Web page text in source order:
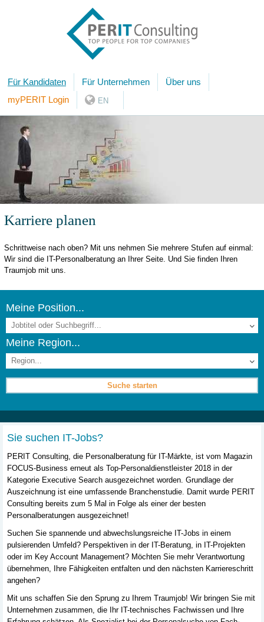
Für Kandidaten Für Unternehmen
Über uns
myPERIT Login
EN
Karriere planen
Schrittweise nach oben? Mit uns nehmen Sie mehrere Stufen auf einmal:
Wir sind die IT-Personalberatung an Ihrer Seite. Und Sie finden Ihren
Traumjob mit uns.
Meine Position...
Meine Region...
Sie suchen IT-Jobs?
PERIT Consulting, die Personalberatung für IT-Märkte, ist vom Magazin
FOCUS-Business erneut als Top-Personaldienstleister 2018 in der
Kategorie Executive Search ausgezeichnet worden. Grundlage der
Auszeichnung ist eine umfassende Branchenstudie. Damit wurde PERIT
Consulting bereits zum 5 Mal in Folge als einer der besten
Personalberatungen ausgezeichnet!
Suchen Sie spannende und abwechslungsreiche IT-Jobs in einem
pulsierenden Umfeld? Perspektiven in der IT-Beratung, in IT-Projekten
oder im Key Account Management? Möchten Sie mehr Verantwortung
übernehmen, Ihre Fähigkeiten entfalten und den nächsten Karriereschritt
angehen?
Mit uns schaffen Sie den Sprung zu Ihrem Traumjob! Wir bringen Sie mit
Unternehmen zusammen, die Ihr IT-technisches Fachwissen und Ihre